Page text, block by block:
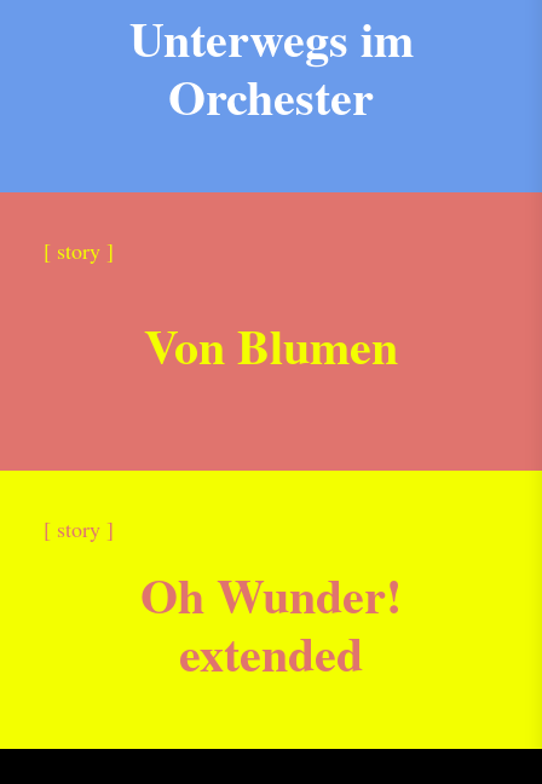
Unterwegs im
Orchester
[ story ]
Von Blumen
[ story ]
Oh Wunder!
extended